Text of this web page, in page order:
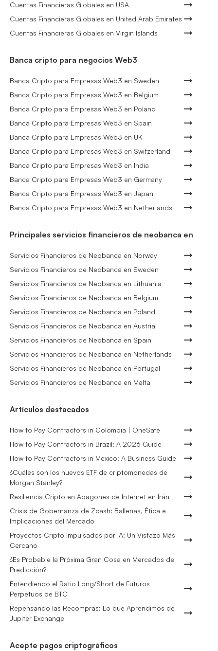
Cuentas Financieras Globales en USA
Cuentas Financieras Globales en United Arab Emirates
Cuentas Financieras Globales en Virgin Islands
Banca cripto para negocios Web3
Banca Cripto para Empresas Web3 en Sweden
Banca Cripto para Empresas Web3 en Belgium
Banca Cripto para Empresas Web3 en Poland
Banca Cripto para Empresas Web3 en Spain
Banca Cripto para Empresas Web3 en UK
Banca Cripto para Empresas Web3 en Switzerland
Banca Cripto para Empresas Web3 en India
Banca Cripto para Empresas Web3 en Germany
Banca Cripto para Empresas Web3 en Japan
Banca Cripto para Empresas Web3 en Netherlands
Principales servicios financieros de neobanca en
Servicios Financieros de Neobanca en Norway
Servicios Financieros de Neobanca en Sweden
Servicios Financieros de Neobanca en Lithuania
Servicios Financieros de Neobanca en Belgium
Servicios Financieros de Neobanca en Poland
Servicios Financieros de Neobanca en Austria
Servicios Financieros de Neobanca en Spain
Servicios Financieros de Neobanca en Netherlands
Servicios Financieros de Neobanca en Portugal
Servicios Financieros de Neobanca en Malta
Artículos destacados
How to Pay Contractors in Colombia | OneSafe
How to Pay Contractors in Brazil: A 2026 Guide
How to Pay Contractors in Mexico: A Business Guide
¿Cuáles son los nuevos ETF de criptomonedas de
Morgan Stanley?
Resiliencia Cripto en Apagones de Internet en Irán
Crisis de Gobernanza de Zcash: Ballenas, Ética e
Implicaciones del Mercado
Proyectos Cripto Impulsados por IA: Un Vistazo Más
Cercano
¿Es Probable la Próxima Gran Cosa en Mercados de
Predicción?
Entendiendo el Ratio Long/Short de Futuros
Perpetuos de BTC
Repensando las Recompras: Lo que Aprendimos de
Jupiter Exchange
Acepte pagos criptográficos